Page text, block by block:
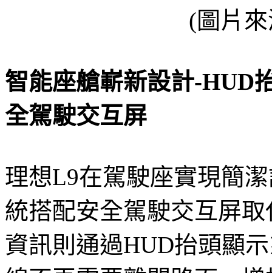
(圖片
智能座艙嶄新設計-HUD
全駕駛交互屏
理想L9在駕駛座實現簡
統搭配安全駕駛交互屏
資訊則通過HUD抬頭顯